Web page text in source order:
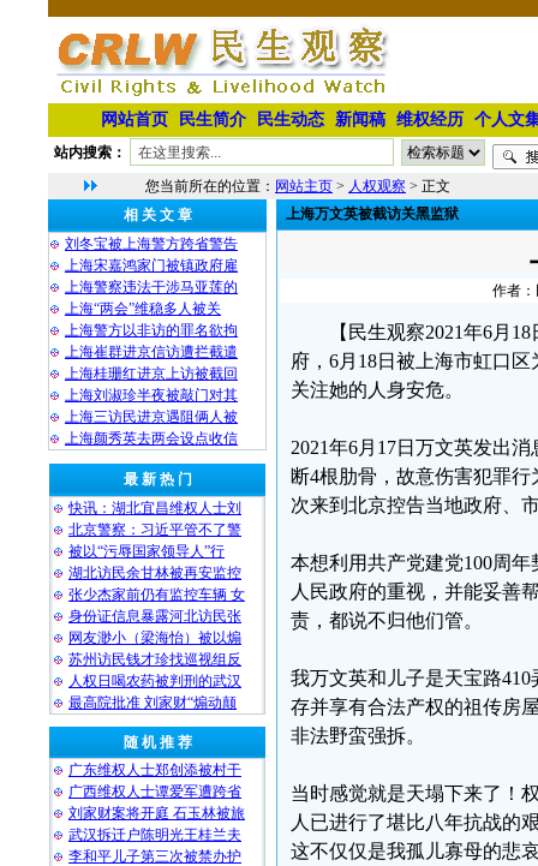
网站首页 民生简介 民生动态 新闻稿 维权经历 个人文
站内搜索：
您当前所在的位置： 网站主页 > 人权观察 > 正文
相 关 文 章
刘冬宝被上海警方跨省警告
上海宋嘉鸿家门被镇政府雇
上海警察违法干涉马亚莲的
上海“两会”维稳多人被关
上海警方以非访的罪名欲拘
上海崔群进京信访遭拦截遣
上海桂珊红进京上访被截回
上海刘淑珍半夜被敲门对其
上海三访民进京遇阻俩人被
上海颜秀英去两会设点收信
最 新 热 门
快讯：湖北宜昌维权人士刘
北京警察：习近平管不了警
被以“污辱国家领导人”行
湖北访民余甘林被再安监控
张少杰家前仍有监控车辆 女
身份证信息暴露河北访民张
网友渺小（梁海怡）被以煽
苏州访民钱才珍找巡视组反
人权日喝农药被判刑的武汉
最高院批准 刘家财“煽动颠
随 机 推 荐
广东维权人士郑创添被村干
广西维权人士谭爱军遭跨省
刘家财案将开庭 石玉林被旅
武汉拆迁户陈明光王桂兰夫
李和平儿子第三次被禁办护
上海万文英被截访关黑监狱
作者：
【民生观察2021年6月
府，6月18日被上海市虹口
关注她的人身安危。
2021年6月17日万文英发出
断4根肋骨，故意伤害犯罪
次来到北京控告当地政府、
本想利用共产党建党100周
人民政府的重视，并能妥善
责，都说不归他们管。
我万文英和儿子是天宝路
存并享有合法产权的祖传房
非法野蛮强拆。
当时感觉就是天塌下来了！
人已进行了堪比八年抗战的
这不仅仅是我孤儿寡母的悲